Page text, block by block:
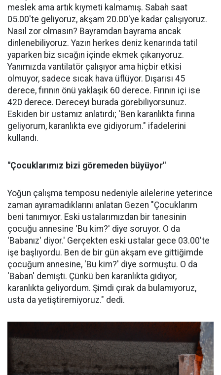
meslek ama artık kıymeti kalmamış. Sabah saat
05.00'te geliyoruz, akşam 20.00'ye kadar çalışıyoruz.
Nasıl zor olmasın? Bayramdan bayrama ancak
dinlenebiliyoruz. Yazın herkes deniz kenarında tatil
yaparken biz sıcağın içinde ekmek çıkarıyoruz.
Yanımızda vantilatör çalışıyor ama hiçbir etkisi
olmuyor, sadece sıcak hava üflüyor. Dışarısı 45
derece, fırının önü yaklaşık 60 derece. Fırının içi ise
420 derece. Dereceyi burada görebiliyorsunuz.
Eskiden bir ustamız anlatırdı; 'Ben karanlıkta fırına
geliyorum, karanlıkta eve gidiyorum." ifadelerini
kullandı.
"Çocuklarımız bizi göremeden büyüyor"
Yoğun çalışma temposu nedeniyle ailelerine yeterince
zaman ayıramadıklarını anlatan Gezen "Çocuklarım
beni tanımıyor. Eski ustalarımızdan bir tanesinin
çocuğu annesine 'Bu kim?' diye soruyor. O da
'Babanız' diyor.' Gerçekten eski ustalar gece 03.00'te
işe başlıyordu. Ben de bir gün akşam eve gittiğimde
çocuğum annesine, 'Bu kim?' diye sormuştu. O da
'Baban' demişti. Çünkü ben karanlıkta gidiyor,
karanlıkta geliyordum. Şimdi çırak da bulamıyoruz,
usta da yetiştiremiyoruz." dedi.